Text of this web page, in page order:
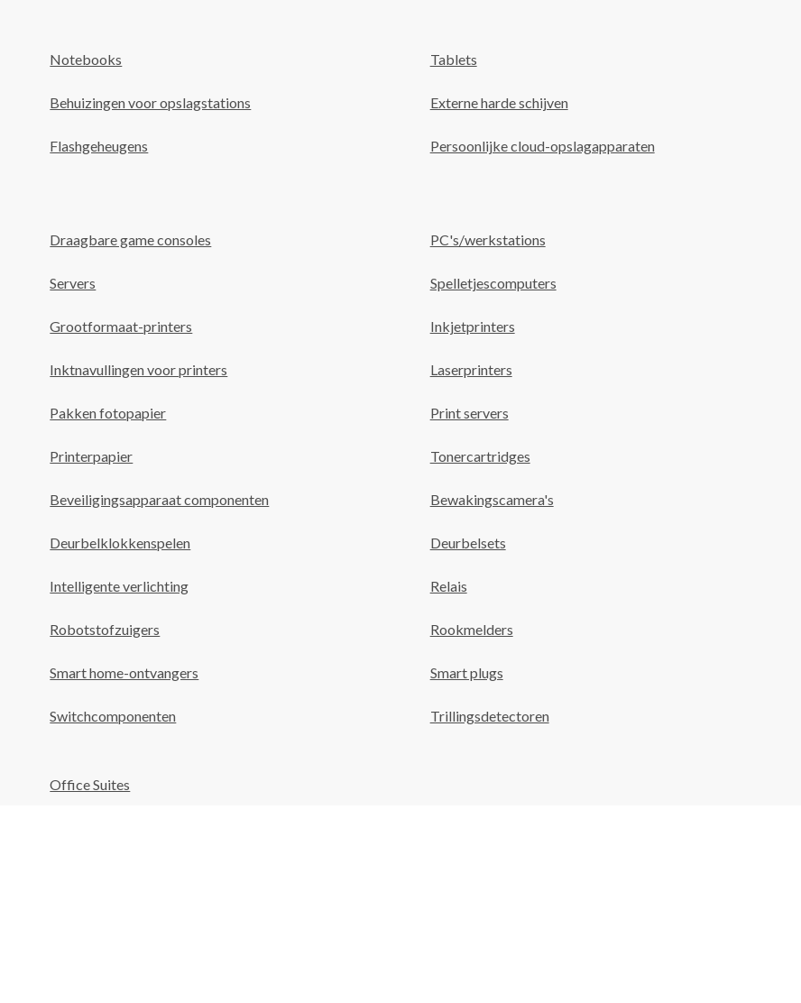
Notebooks Tablets
Behuizingen voor opslagstations Externe harde schijven
Flashgeheugens Persoonlijke cloud-opslagapparaten
Draagbare game consoles PC's/werkstations
Servers Spelletjescomputers
Grootformaat-printers Inkjetprinters
Inktnavullingen voor printers Laserprinters
Pakken fotopapier Print servers
Printerpapier Tonercartridges
Beveiligingsapparaat componenten Bewakingscamera's
Deurbelklokkenspelen Deurbelsets
Intelligente verlichting Relais
Robotstofzuigers Rookmelders
Smart home-ontvangers Smart plugs
Switchcomponenten Trillingsdetectoren
Office Suites